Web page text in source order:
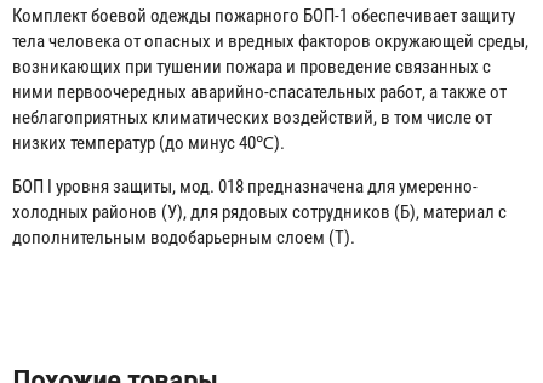
Комплект боевой одежды пожарного БОП-1 обеспечивает защиту
тела человека от опасных и вредных факторов окружающей среды,
возникающих при тушении пожара и проведение связанных с
ними первоочередных аварийно-спасательных работ, а также от
неблагоприятных климатических воздействий, в том числе от
низких температур (до минус 40℃).
БОП I уровня защиты, мод. 018 предназначена для умеренно-
холодных районов (У), для рядовых сотрудников (Б), материал с
дополнительным водобарьерным слоем (Т).
БОП I уровня защиты (Пировитекс) тип "А" (нач.состав)